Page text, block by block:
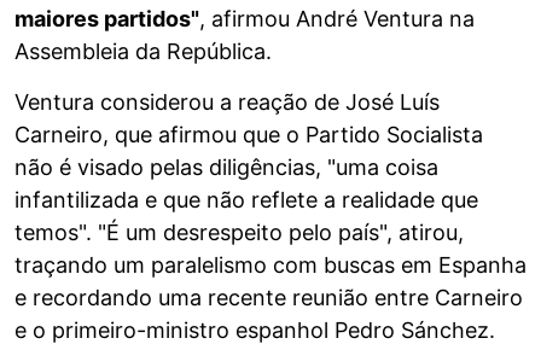
maiores partidos", afirmou André Ventura na
Assembleia da República.
Ventura considerou a reação de José Luís
Carneiro, que afirmou que o Partido Socialista
não é visado pelas diligências, "uma coisa
infantilizada e que não reflete a realidade que
temos". "É um desrespeito pelo país", atirou,
traçando um paralelismo com buscas em Espanha
e recordando uma recente reunião entre Carneiro
e o primeiro-ministro espanhol Pedro Sánchez.